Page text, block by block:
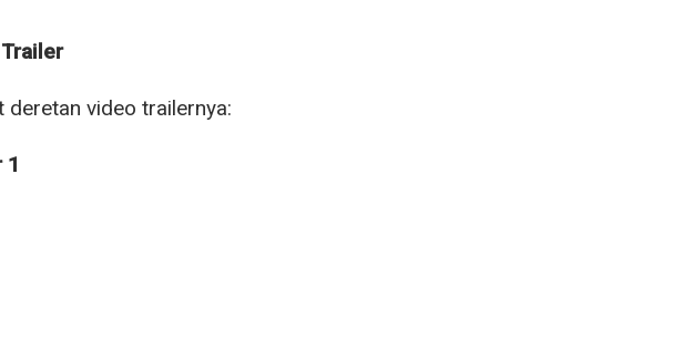
deretan video trailernya:
1